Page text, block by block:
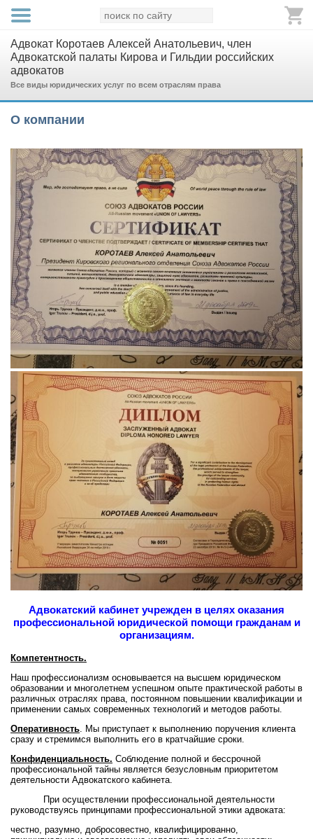
Адвокат Коротаев Алексей Анатольевич, член
Адвокатской палаты Кирова и Гильдии российских
адвокатов
Все виды юридических услуг по всем отраслям права
О компании
Адвокатский кабинет учрежден в целях оказания
профессиональной юридической помощи гражданам и
организациям.
Компетентность.
Наш профессионализм основывается на высшем юридическом
образовании и многолетнем успешном опыте практической работы в
различных отраслях права, постоянном повышении квалификации и
применении самых современных технологий и методов работы.
Оперативность . Мы приступает к выполнению поручения клиента
сразу и стремимся выполнить его в кратчайшие сроки.
Конфиденциальность. Соблюдение полной и бессрочной
профессиональной тайны является безусловным приоритетом
деятельности Адвокатского кабинета.
При осуществлении профессиональной деятельности
руководствуясь принципами профессиональной этики адвоката:
честно, разумно, добросовестно, квалифицированно,